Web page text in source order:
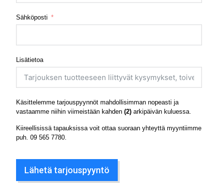
Sähköposti
Lisätietoa
Käsittelemme tarjouspyynnöt mahdollisimman nopeasti ja
vastaamme niihin viimeistään kahden (2) arkipäivän kuluessa.
Kiireellisissä tapauksissa voit ottaa suoraan yhteyttä myyntiimme
puh. 09 565 7780
Lähetä tarjouspyyntö